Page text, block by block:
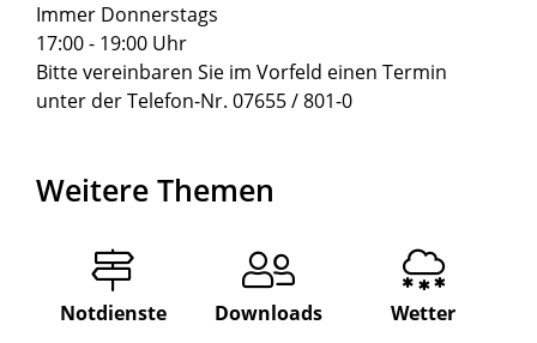
Immer Donnerstags
17:00 - 19:00 Uhr
Bitte vereinbaren Sie im Vorfeld einen Termin
unter der Telefon-Nr. 07655 / 801-0
Weitere Themen
Notdienste Downloads Wetter